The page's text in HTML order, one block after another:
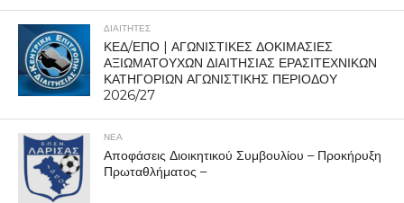
ΔΙΑΙΤΗΤΕΣ
ΚΕΔ/ΕΠΟ | ΑΓΩΝΙΣΤΙΚΕΣ ΔΟΚΙΜΑΣΙΕΣ
ΑΞΙΩΜΑΤΟΥΧΩΝ ΔΙΑΙΤΗΣΙΑΣ ΕΡΑΣΙΤΕΧΝΙΚΩΝ
ΚΑΤΗΓΟΡΙΩΝ ΑΓΩΝΙΣΤΙΚΗΣ ΠΕΡΙΟΔΟΥ
2026/27
ΝΕΑ
Αποφάσεις Διοικητικού Συμβουλίου – Προκήρυξη
Πρωταθλήματος –